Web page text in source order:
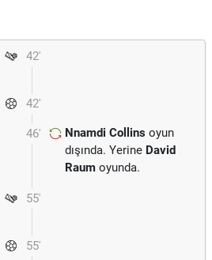
42'
42'
46' Nnamdi Collins oyun
dışında. Yerine David
Raum oyunda.
55'
55'